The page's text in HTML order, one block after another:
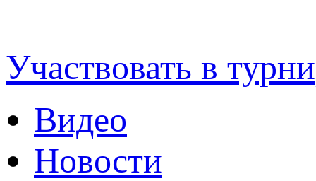
Участвовать в
Видео
Новости